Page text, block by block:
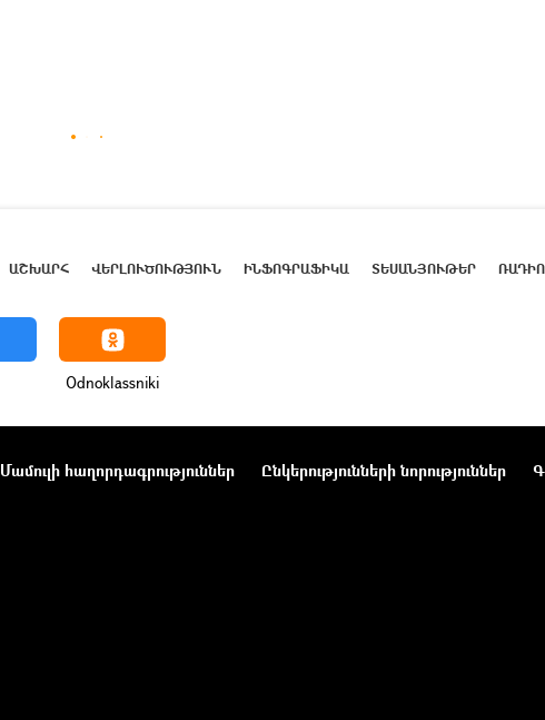
ԱՇԽԱՐՀ ՎԵՐԼՈՒԾՈՒԹՅՈՒՆ ԻՆՖՈԳՐԱՖԻԿԱ ՏԵՍԱՆՅՈՒԹԵՐ ՌԱԴԻՈ
Odnoklassniki
Մամուլի հաղորդագրություններ Ընկերությունների նորություններ